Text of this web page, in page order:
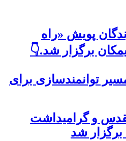
پویش «راه
برگزار شد.👇
توانمندسازی برای
و گرامیداشت
شد